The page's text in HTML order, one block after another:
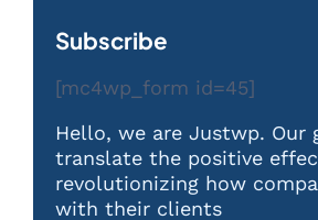
Subscribe
[mc4wp_form id=45]
Hello, we are Justwp. Our
translate the positive
revolutionizing how
with their clients